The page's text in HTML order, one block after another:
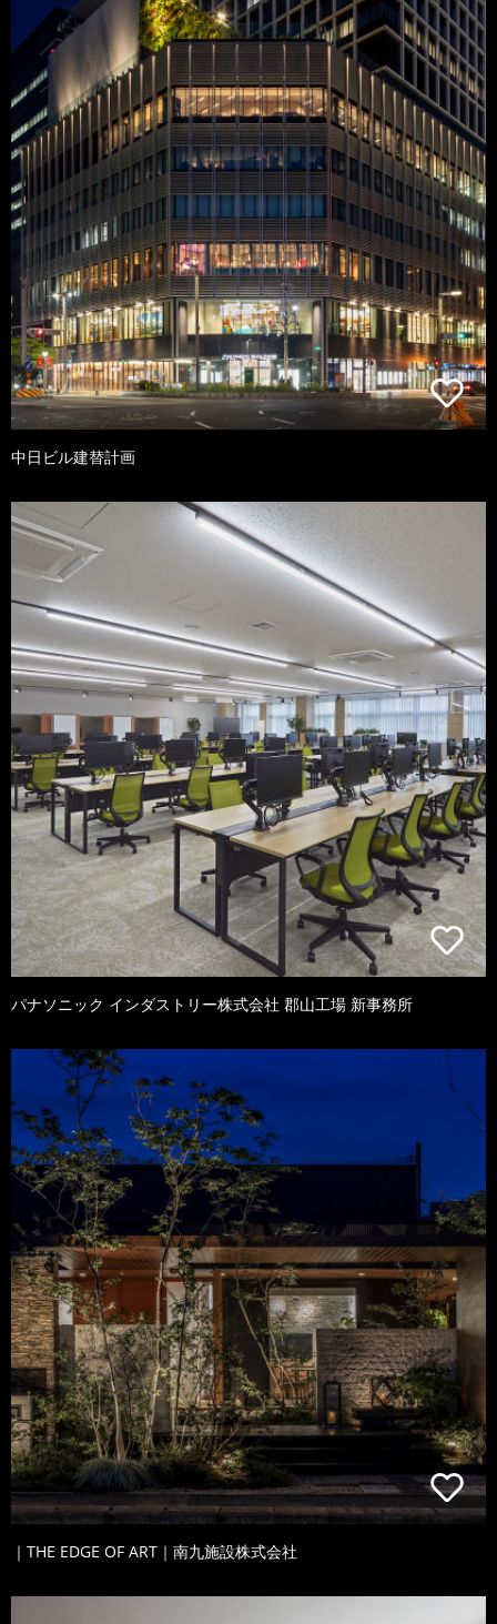
中日ビル建替計画
パナソニック インダストリー株式会社 郡山工場 新事務所
｜THE EDGE OF ART｜南九施設株式会社